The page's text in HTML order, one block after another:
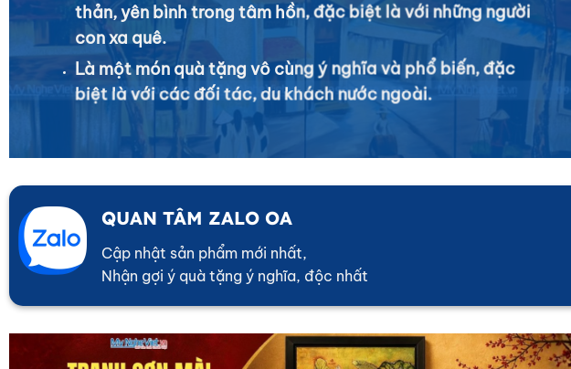
thản, yên bình trong tâm hồn, đặc biệt là với những người
con xa quê.
Là một món quà tặng vô cùng ý nghĩa và phổ biến, đặc
biệt là với các đối tác, du khách nước ngoài.
QUAN TÂM ZALO OA
Cập nhật sản phẩm mới nhất,
Nhận gợi ý quà tặng ý nghĩa, độc nhất